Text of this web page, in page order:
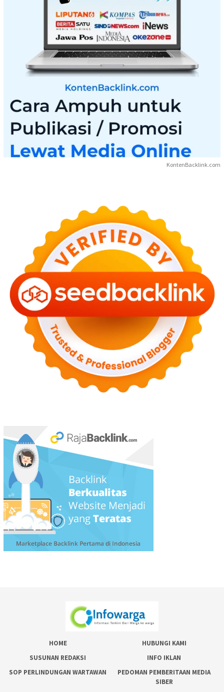
KontenBacklink.com
HOME
HUBUNGI KAMI
SUSUNAN REDAKSI
INFO IKLAN
SOP PERLINDUNGAN WARTAWAN
PEDOMAN PEMBERITAAN MEDIA
SIBER